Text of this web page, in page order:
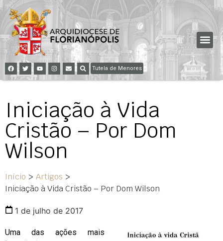
Tutela de Menores
Iniciação à Vida
Cristão – Por Dom
Wilson
Início > Artigos >
Iniciação à Vida Cristão – Por Dom Wilson
1 de julho de 2017
Uma das ações mais